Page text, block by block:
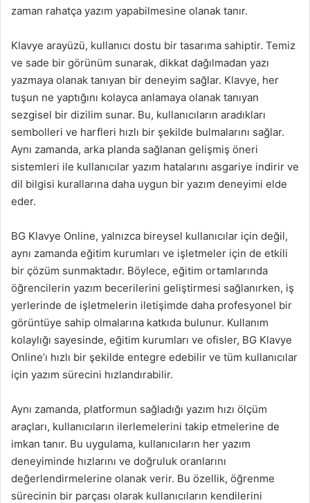
zaman rahatça yazım yapabilmesine olanak tanır.
Klavye arayüzü, kullanıcı dostu bir tasarıma sahiptir. Temiz
ve sade bir görünüm sunarak, dikkat dağılmadan yazı
yazmaya olanak tanıyan bir deneyim sağlar. Klavye, her
tuşun ne yaptığını kolayca anlamaya olanak tanıyan
sezgisel bir dizilim sunar. Bu, kullanıcıların aradıkları
sembolleri ve harfleri hızlı bir şekilde bulmalarını sağlar.
Aynı zamanda, arka planda sağlanan gelişmiş öneri
sistemleri ile kullanıcılar yazım hatalarını asgariye indirir ve
dil bilgisi kurallarına daha uygun bir yazım deneyimi elde
eder.
BG Klavye Online, yalnızca bireysel kullanıcılar için değil,
aynı zamanda eğitim kurumları ve işletmeler için de etkili
bir çözüm sunmaktadır. Böylece, eğitim ortamlarında
öğrencilerin yazım becerilerini geliştirmesi sağlanırken, iş
yerlerinde de işletmelerin iletişimde daha profesyonel bir
görüntüye sahip olmalarına katkıda bulunur. Kullanım
kolaylığı sayesinde, eğitim kurumları ve ofisler, BG Klavye
Online’ı hızlı bir şekilde entegre edebilir ve tüm kullanıcılar
için yazım sürecini hızlandırabilir.
Aynı zamanda, platformun sağladığı yazım hızı ölçüm
araçları, kullanıcıların ilerlemelerini takip etmelerine de
imkan tanır. Bu uygulama, kullanıcıların her yazım
deneyiminde hızlarını ve doğruluk oranlarını
değerlendirmelerine olanak verir. Bu özellik, öğrenme
sürecinin bir parçası olarak kullanıcıların kendilerini